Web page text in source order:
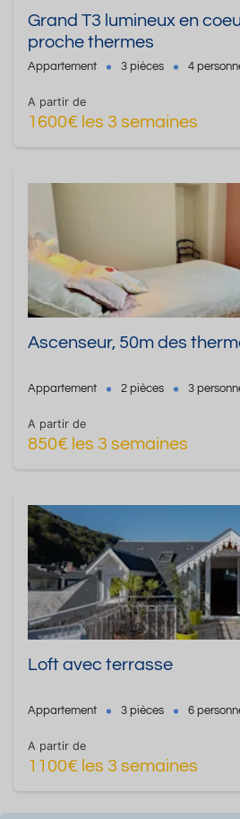
Grand T3 lumineux en
proche thermes
Appartement 3 pièces 4
A partir de
1600€ les 3 semaines
Ascenseur, 50m des
Appartement 2 pièces 3
A partir de
850€ les 3 semaines
Loft avec terrasse
Appartement 3 pièces 6
A partir de
1100€ les 3 semaines